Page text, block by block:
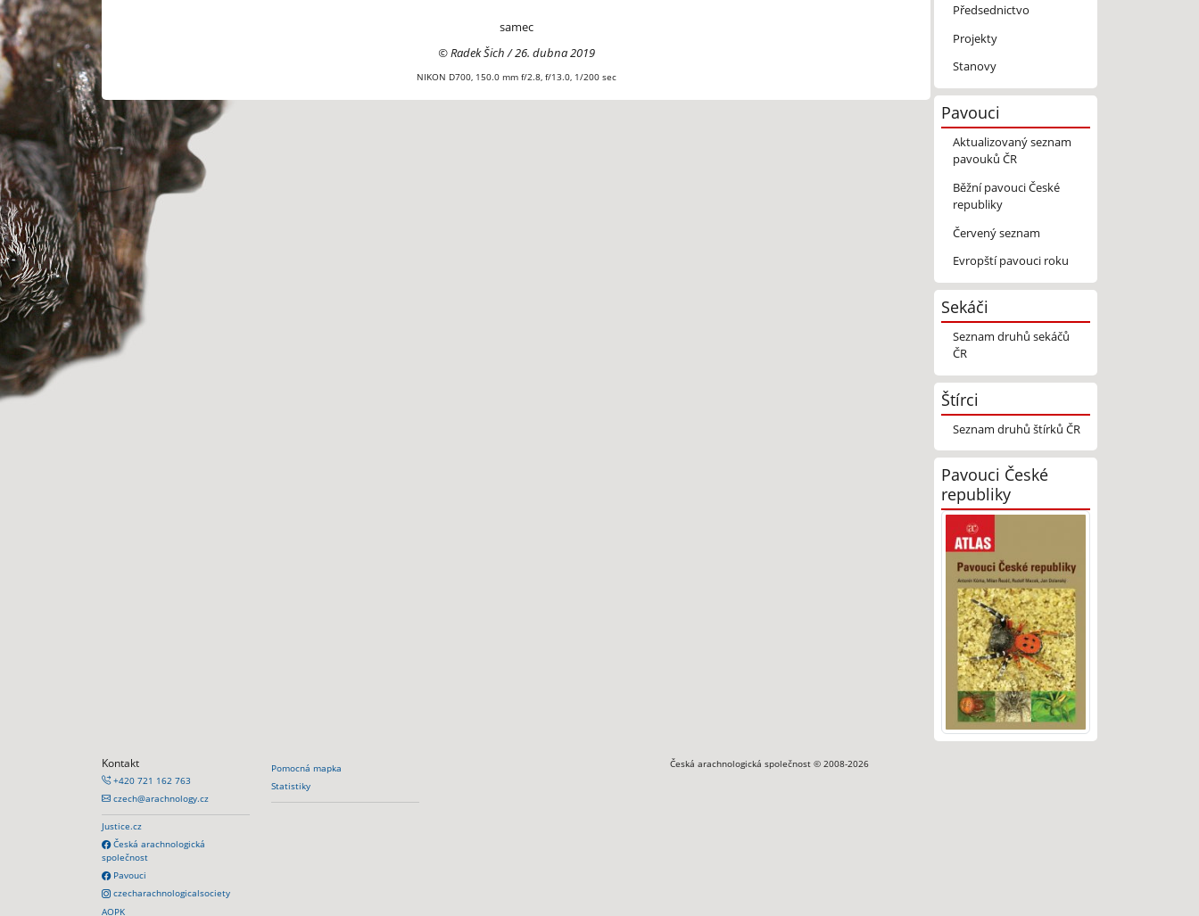
samec
© Radek Šich / 26. dubna 2019
NIKON D700, 150.0 mm f/2.8, f/13.0, 1/200 sec
Předsednictvo
Projekty
Stanovy
Pavouci
Aktualizovaný seznam
pavouků ČR
Běžní pavouci České
republiky
Červený seznam
Evropští pavouci roku
Sekáči
Seznam druhů sekáčů
ČR
Štírci
Seznam druhů štírků ČR
Pavouci České
republiky
Kontakt
+420 721 162 763
czech@arachnology.cz
Justice.cz
Česká arachnologická
společnost
Pavouci
czecharachnologicalsociety
AOPK
Pomocná mapka
Statistiky
Česká arachnologická společnost © 2008-2026